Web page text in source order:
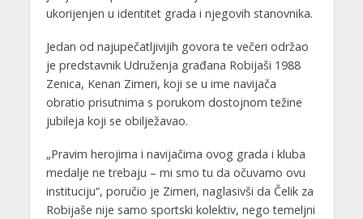
ukorijenjen u identitet grada i njegovih stanovnika.
Jedan od najupečatljivijih govora te večeri održao
je predstavnik Udruženja građana Robijaši 1988
Zenica, Kenan Zimeri, koji se u ime navijača
obratio prisutnima s porukom dostojnom težine
jubileja koji se obilježavao.
„Pravim herojima i navijačima ovog grada i kluba
medalje ne trebaju – mi smo tu da očuvamo ovu
instituciju“, poručio je Zimeri, naglasivši da Čelik za
Robijaše nije samo sportski kolektiv, nego temeljni